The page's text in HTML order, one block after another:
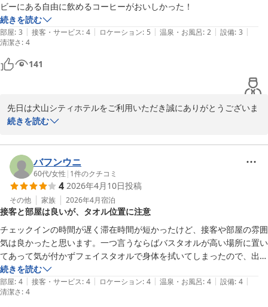
犬山シティホテル
2026-07-02
ビーにある自由に飲めるコーヒーがおいしかった！
続きを読む
部屋: 3 | 接客・サービス: 4 | ロケーション: 5 | 温泉・お風呂: 2 | 設備: 3 |
清潔さ: 4
141
先日は犬山シティホテルをご利用いただき誠にありがとうございま
す。
治村・リトルワールドなどはお車で20分程度と非常に便利な立地に
ございます。快適にお過ごし頂けたご様子を伺う事が出来、スタッ
フ一同、大変嬉しく感じております。
ウエルカムコーヒー(15時〜21時)、モーニングコーヒー(6時半〜10
時)もご好評をいただいております。
今後もお客様のお声を励みに、価格以上のサービスがご提供できる
よう努力して参ります。
また犬山へお越しの際は是非、当ホテルをご利用くださいませ。ご
宿泊、ご投稿いただきありがとうございました。
犬山シティホテル　牛越
犬山シティホテル
続きを読む
バフンウニ
60代/女性 | 1件のクチコミ
4 2026年4月10日投稿
その他 家族 2026年4月宿泊
接客と部屋は良いが、タオル位置に注意
チェックインの時間が遅く滞在時間が短かったけど、接客や部屋の雰囲
気は良かったと思います。一つ言うならばバスタオルが高い場所に置い
てあって気が付かずフェイスタオルで身体を拭いてしまったので、出来
れば同じ場所に置いて欲しかったです。
続きを読む
部屋: 4 | 接客・サービス: 4 | ロケーション: 4 | 温泉・お風呂: 4 | 設備: 4 |
清潔さ: 4